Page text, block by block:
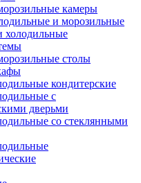
камеры
и морозильные
холодильные
столы
кондитерские
с
дверьми
со стеклянными